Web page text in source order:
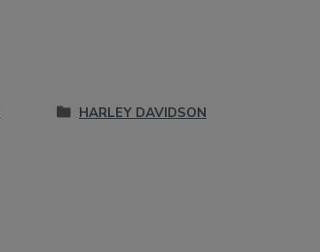
HARLEY DAVIDSON